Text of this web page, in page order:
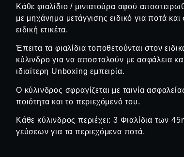
Κάθε φιαλίδιο / μινιατούρα αφού
με μηχάνημα μετάγγισης ειδικό για ποτά
ειδική ετικέτα.
Έπειτα τα φιαλίδια τοποθετούνται στον
κύλινδρο για να αποσταλούν με ασφάλεια
ιδιαίτερη Unboxing εμπειρία.
Ο κύλινδρος σφραγίζεται με ταινία
ποιότητα και το περιεχόμενό του.
Κάθε κύλινδρος περιέχει: 3 Φιαλίδια των
γεύσεων για τα περιεχόμενα ποτά.